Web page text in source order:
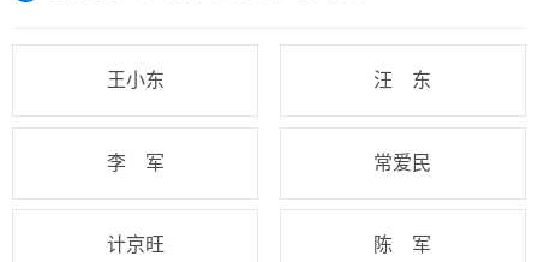
王小东 汪 东
李 军 常爱民
计京旺 陈 军